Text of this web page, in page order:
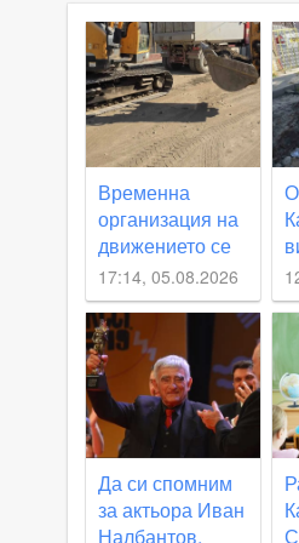
Временна
организация на
движението се
въвежда по част
от улица
„Юмрукчал“
17:14, 05.08.2026
Да си спомним
за актьора Иван
Налбантов,